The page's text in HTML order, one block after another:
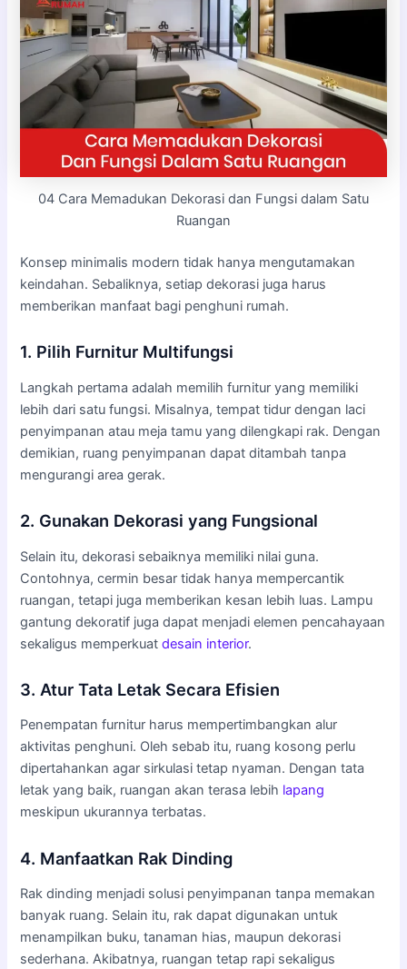
04 Cara Memadukan Dekorasi dan Fungsi dalam Satu
Ruangan
Konsep minimalis modern tidak hanya mengutamakan
keindahan. Sebaliknya, setiap dekorasi juga harus
memberikan manfaat bagi penghuni rumah.
1. Pilih Furnitur Multifungsi
Langkah pertama adalah memilih furnitur yang memiliki
lebih dari satu fungsi. Misalnya, tempat tidur dengan laci
penyimpanan atau meja tamu yang dilengkapi rak. Dengan
demikian, ruang penyimpanan dapat ditambah tanpa
mengurangi area gerak.
2. Gunakan Dekorasi yang Fungsional
Selain itu, dekorasi sebaiknya memiliki nilai guna.
Contohnya, cermin besar tidak hanya mempercantik
ruangan, tetapi juga memberikan kesan lebih luas. Lampu
gantung dekoratif juga dapat menjadi elemen pencahayaan
sekaligus memperkuatdesain interior.
3. Atur Tata Letak Secara Efisien
Penempatan furnitur harus mempertimbangkan alur
aktivitas penghuni. Oleh sebab itu, ruang kosong perlu
dipertahankan agar sirkulasi tetap nyaman. Dengan tata
letak yang baik, ruangan akan terasa lebih lapang
meskipun ukurannya terbatas.
4. Manfaatkan Rak Dinding
Rak dinding menjadi solusi penyimpanan tanpa memakan
banyak ruang. Selain itu, rak dapat digunakan untuk
menampilkan buku, tanaman hias, maupun dekorasi
sederhana. Akibatnya, ruangan tetap rapi sekaligus